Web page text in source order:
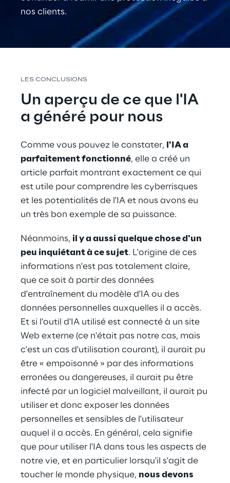
nos clients.
LES CONCLUSIONS
Un aperçu de ce que l'IA
a généré pour nous
Comme vous pouvez le constater, l'IA a
parfaitement fonctionné, elle a créé un
article parfait montrant exactement ce qui
est utile pour comprendre les cyberrisques
et les potentialités de l'IA et nous avons eu
un très bon exemple de sa puissance.
Néanmoins, il y a aussi quelque chose d'un
peu inquiétant à ce sujet. L'origine de ces
informations n'est pas totalement claire,
que ce soit à partir des données
d'entraînement du modèle d'IA ou des
données personnelles auxquelles il a accès.
Et si l'outil d'IA utilisé est connecté à un site
Web externe (ce n'était pas notre cas, mais
c'est un cas d'utilisation courant), il aurait pu
être « empoisonné » par des informations
erronées ou dangereuses, il aurait pu être
infecté par un logiciel malveillant, il aurait pu
utiliser et donc exposer les données
personnelles et sensibles de l'utilisateur
auquel il a accès. En général, cela signifie
que pour utiliser l'IA dans tous les aspects de
notre vie, et en particulier lorsqu'il s'agit de
toucher le monde physique, nous devons